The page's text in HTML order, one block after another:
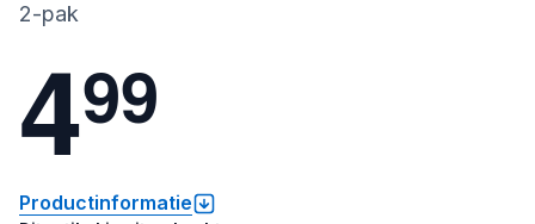
2-pak
499
Productinformatie